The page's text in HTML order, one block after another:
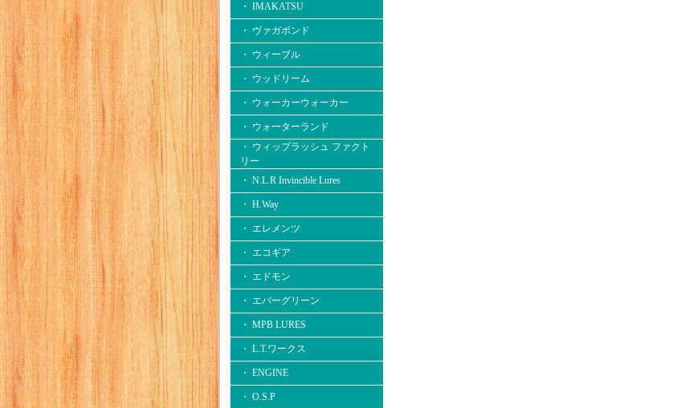
・ IMAKATSU
・ ヴァガボンド
・ ウィーブル
・ ウッドリーム
・ ウォーカーウォーカー
・ ウォーターランド
・ ウィップラッシュ ファクト
リー
・ N.L.R Invincible Lures
・ H.Way
・ エレメンツ
・ エコギア
・ エドモン
・ エバーグリーン
・ MPB LURES
・ L.T.ワークス
・ ENGINE
・ O.S.P